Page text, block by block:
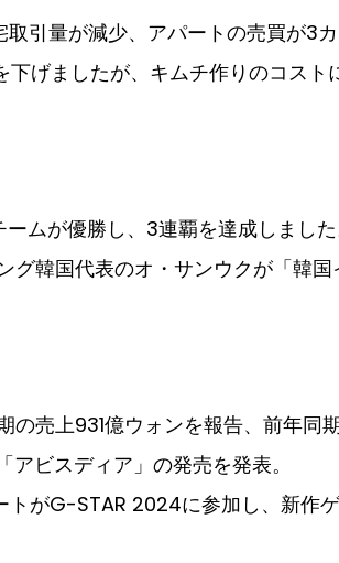
取引量が減少、アパートの売買が3
下げましたが、キムチ作りのコスト
ムが優勝し、3連覇を達成しました
グ韓国代表のオ・サンウクが「韓
売上931億ウォンを報告、前年同
アビスディア」の発売を発表。
トがG-STAR 2024に参加し、新作